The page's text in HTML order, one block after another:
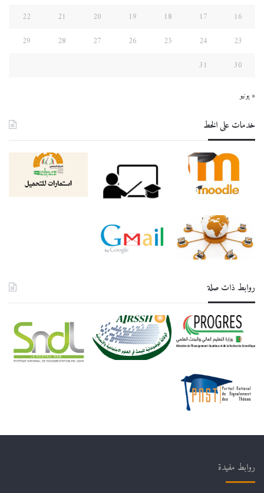
16
17
18
19
20
21
22
23
24
25
26
27
28
29
30
31
« يونيو
خدمات على الخط
روابط ذات صلة
روابط مفيدة